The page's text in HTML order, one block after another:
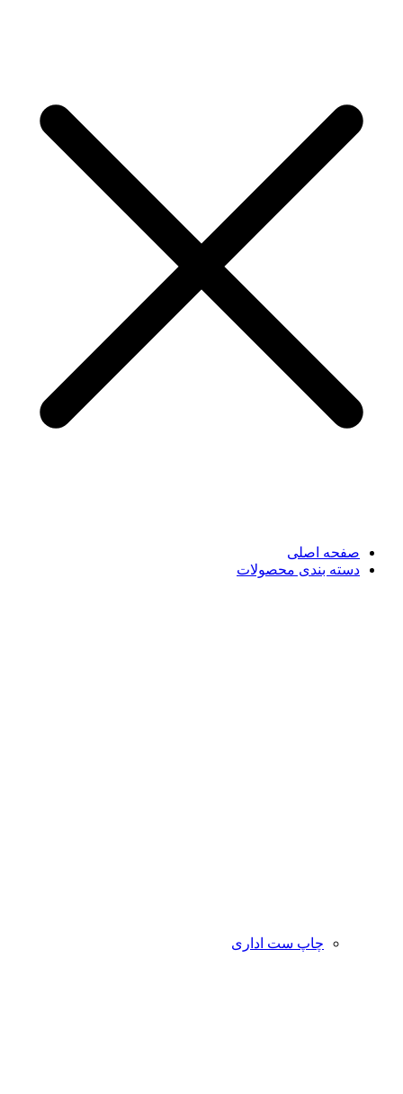
صفحه اصلی
دسته بندی محصولات
چاپ ست اداری